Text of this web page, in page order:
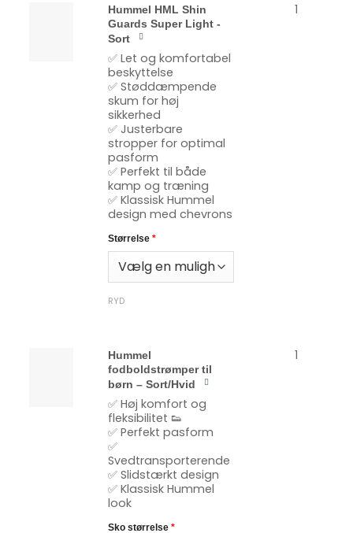
Hummel HML Shin
Guards Super Light -
Sort
✅ Let og komfortabel
beskyttelse
✅ Støddæmpende
skum for høj
sikkerhed
✅ Justerbare
stropper for optimal
pasform
✅ Perfekt til både
kamp og træning
✅ Klassisk Hummel
design med chevrons
Størrelse *
RYD
1
Hummel
fodboldstrømper til
børn – Sort/Hvid
✅ Høj komfort og
fleksibilitet 👟
✅ Perfekt pasform
✅
Svedtransporterende
✅ Slidstærkt design
✅ Klassisk Hummel
look
Sko størrelse *
1